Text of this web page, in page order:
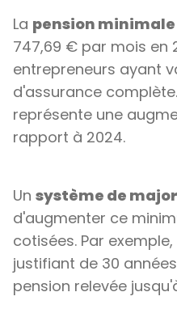
La pension
747,69 € par mois en
entrepreneurs ayant
d'assurance
représente une
rapport à 2024.
Un système de
d'augmenter ce
cotisées. Par
justifiant de 30
pension relevée